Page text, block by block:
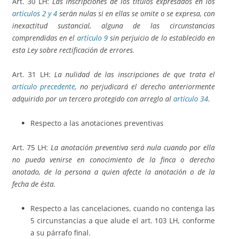
artículos 2 y 4 serán nulas si en ellas se omite o se expresa, con
inexactitud sustancial, alguna de las circunstancias
comprendidas en el artículo 9sin perjuicio de lo establecido en
esta Ley sobre rectificación de errores.
Art. 31 LH:La nulidad de las inscripciones de que trata el
artículo precedente, no perjudicará el derecho anteriormente
adquirido por un tercero protegido con arreglo al artículo 34.
Respecto a las anotaciones preventivas
Art. 75 LH: La anotación preventiva será nula cuando por ella
no pueda venirse en conocimiento de la finca o derecho
anotado, de la persona a quien afecte la anotación o de la
fecha de ésta.
Respecto a las cancelaciones, cuando no contenga las
5 circunstancias a que alude el art. 103 LH, conforme
a su párrafo final.